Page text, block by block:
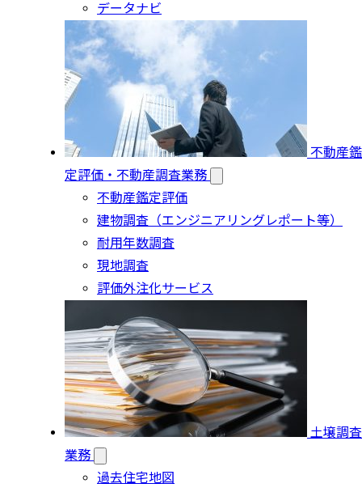
データナビ
不動産鑑
定評価・不動産調査業務
不動産鑑定評価
建物調査（エンジニアリングレポート等）
耐用年数調査
現地調査
評価外注化サービス
土壌調査
業務
過去住宅地図